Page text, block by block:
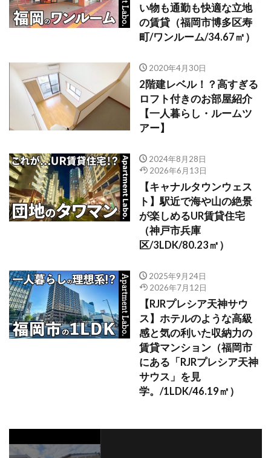
い物も通勤も快適な立地
の賃貸（福岡市博多区寿
町/ワンルーム/34.67㎡）
2020年4月30日
2階建レベル！？高すぎる
ロフト付きのお部屋紹介
【一人暮らし・ルームツ
アー】
2024年8月28日
2026年6月13日
【キャナルタウンウェス
ト】駅近で海や山の絶景
が楽しめるUR賃貸住宅
（神戸市兵庫
区/3LDK/80.23㎡）
2025年9月24日
2026年7月12日
【RJRプレシア天神サウ
ス】ホテルのような高級
感と気の利いた収納力の
賃貸マンション（福岡市
にある「RJRプレシア天神
サウス」を見
学。/1LDK/46.19㎡）